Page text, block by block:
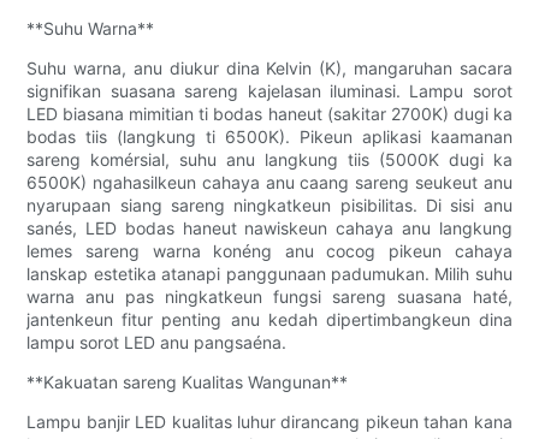
**Suhu Warna**
Suhu warna, anu diukur dina Kelvin (K), mangaruhan sacara
signifikan suasana sareng kajelasan iluminasi. Lampu sorot
LED biasana mimitian ti bodas haneut (sakitar 2700K) dugi ka
bodas tiis (langkung ti 6500K). Pikeun aplikasi kaamanan
sareng komérsial, suhu anu langkung tiis (5000K dugi ka
6500K) ngahasilkeun cahaya anu caang sareng seukeut anu
nyarupaan siang sareng ningkatkeun pisibilitas. Di sisi anu
sanés, LED bodas haneut nawiskeun cahaya anu langkung
lemes sareng warna konéng anu cocog pikeun cahaya
lanskap estetika atanapi panggunaan padumukan. Milih suhu
warna anu pas ningkatkeun fungsi sareng suasana haté,
jantenkeun fitur penting anu kedah dipertimbangkeun dina
lampu sorot LED anu pangsaéna.
**Kakuatan sareng Kualitas Wangunan**
Lampu banjir LED kualitas luhur dirancang pikeun tahan kana